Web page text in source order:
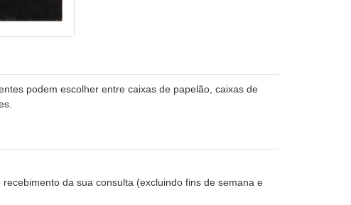
podem escolher entre caixas de papelão, caixas de
da sua consulta (excluindo fins de semana e